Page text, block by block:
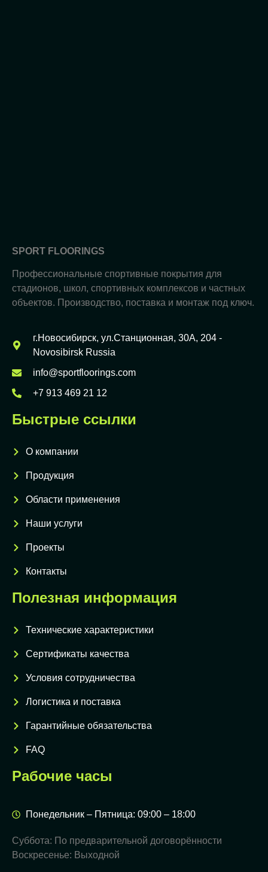
SPORT FLOORINGS
Профессиональные спортивные покрытия для
стадионов, школ, спортивных комплексов и частных
объектов. Производство, поставка и монтаж под ключ.
г.Новосибирск, ул.Станционная, 30А, 204 -
Novosibirsk Russia
info@sportfloorings.com
+7 913 469 21 12
Быстрые ссылки
О компании
Продукция
Области применения
Наши услуги
Проекты
Контакты
Полезная информация
Технические характеристики
Сертификаты качества
Условия сотрудничества
Логистика и поставка
Гарантийные обязательства
FAQ
Рабочие часы
Понедельник – Пятница: 09:00 – 18:00
Суббота: По предварительной договорённости
Воскресенье: Выходной